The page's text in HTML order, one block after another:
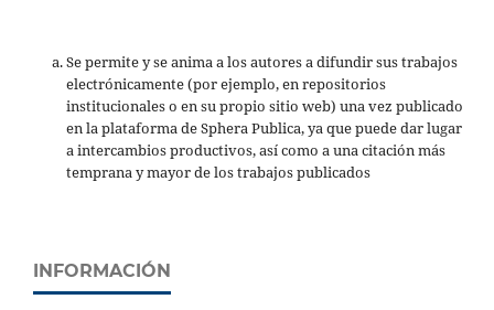
Se permite y se anima a los autores a difundir sus trabajos
electrónicamente (por ejemplo, en repositorios
institucionales o en su propio sitio web) una vez publicado
en la plataforma de Sphera Publica, ya que puede dar lugar
a intercambios productivos, así como a una citación más
temprana y mayor de los trabajos publicados
INFORMACIÓN